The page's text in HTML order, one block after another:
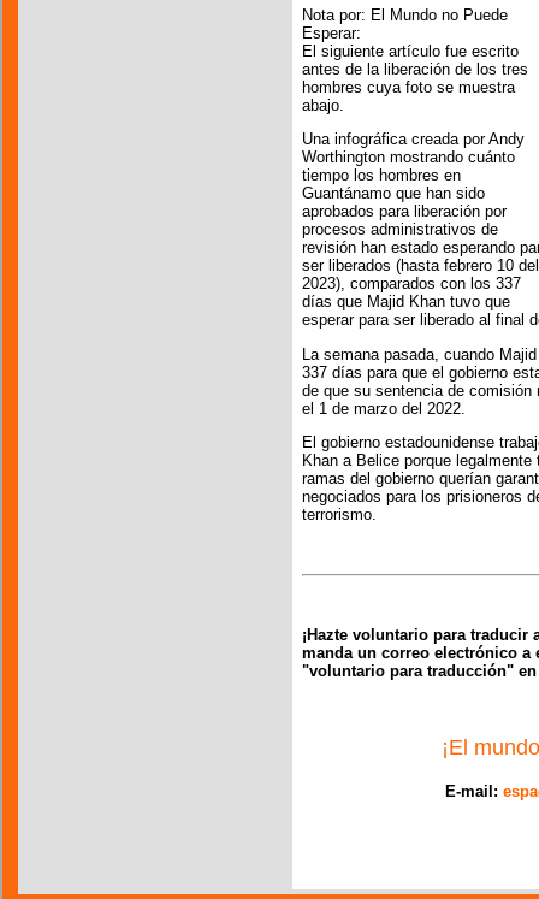
Nota por: El Mundo no Puede
Esperar:
El siguiente artículo fue escrito
antes de la liberación de los tres
hombres cuya foto se muestra
abajo.
Una infográfica creada por Andy
Worthington mostrando cuánto
tiempo los hombres en
Guantánamo que han sido
aprobados para liberación por
procesos administrativos de
revisión han estado esperando
ser liberados (hasta febrero 10 del
2023), comparados con los 337
días que Majid Khan tuvo que
esperar para ser liberado al final
La semana pasada, cuando
337 días para que el gobierno
de que su sentencia de comisión
el 1 de marzo del 2022.
El gobierno estadounidense
Khan a Belice porque
ramas del gobierno querían
negociados para los prisioneros
terrorismo.
¡Hazte voluntario para
manda un correo electrónico a
"voluntario para traducción"
¡El
E-mail: